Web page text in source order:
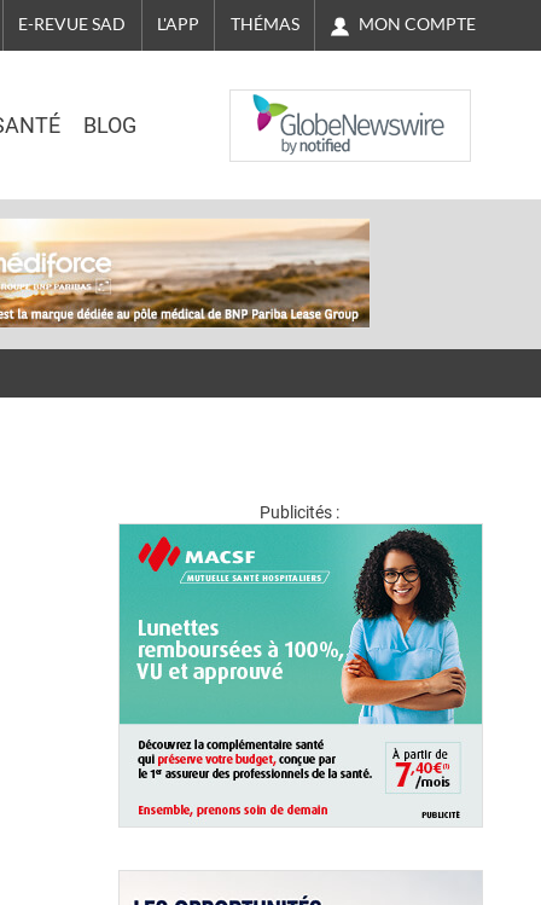
E-REVUE SAD L'APP THÉMAS MON COMPTE
BLOG
NASDAQ
Publicités :